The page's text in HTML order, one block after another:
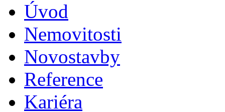
Úvod
Nemovitosti
Novostavby
Reference
Kariéra